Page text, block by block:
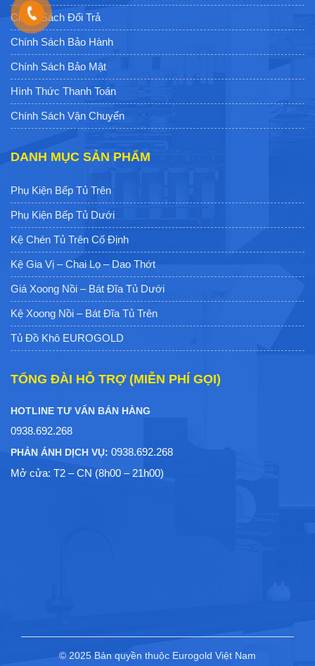
Chính Sách Đổi Trả
Chính Sách Bảo Hành
Chính Sách Bảo Mật
Hình Thức Thanh Toán
Chính Sách Vận Chuyển
DANH MỤC SẢN PHẨM
Phụ Kiện Bếp Tủ Trên
Phụ Kiện Bếp Tủ Dưới
Kệ Chén Tủ Trên Cố Định
Kệ Gia Vị – Chai Lọ – Dao Thớt
Giá Xoong Nồi – Bát Đĩa Tủ Dưới
Kệ Xoong Nồi – Bát Đĩa Tủ Trên
Tủ Đồ Khô EUROGOLD
TỔNG ĐÀI HỖ TRỢ (MIỄN PHÍ GỌI)
HOTLINE TƯ VẤN BÁN HÀNG
0938.692.268
PHẢN ÁNH DỊCH VỤ: 0938.692.268
Mở cửa: T2 – CN (8h00 – 21h00)
© 2025 Bản quyền thuộc Eurogold Việt Nam